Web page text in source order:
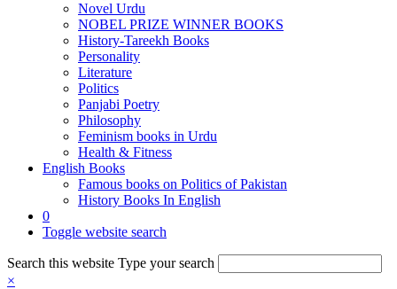
Novel Urdu
NOBEL PRIZE WINNER BOOKS
History-Tareekh Books
Personality
Literature
Politics
Panjabi Poetry
Philosophy
Feminism books in Urdu
Health & Fitness
English Books
Famous books on Politics of Pakistan
History Books In English
0
Toggle website search
Search this website Type your search
×